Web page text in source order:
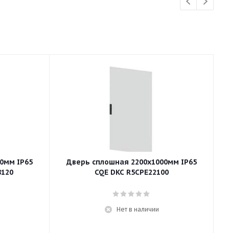
IP65
Дверь сплошная 2200x1000мм IP65
CQE DKC R5CPE22100
Нет в наличии